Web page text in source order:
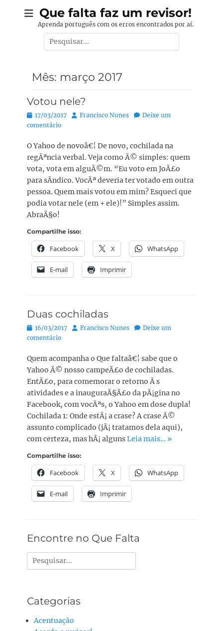
Que falta faz um revisor!
Aprenda português com os erros encontrados por aí.
Pesquisar
por:
Mês: março 2017
Votou nele?
Posted
on
17/03/2017 Autor:
Francisco Nunes
Deixe um
comentário
O Yahoo de novoâ€¦ De novo, cochilada na
regÃªncia verbal. Veja como Ã© simples: quem
vota, vota em alguÃ©m. “Eu voto em JoÃ£o
para sÃ­ndico. VocÃª deveria ter votado em outra
pessoa. Quem mais votou em mim? Esqueci que
podia votar nele (em + ele)!” Simples assim.
AbraÃ§o!
Compartilhe isso:
Facebook X WhatsApp
E-mail Imprimir
Duas cochiladas
Posted
on
16/03/2017 Autor:
Francisco Nunes
Deixe um
comentário
Quem acompanha o Que faltaâ€¦ sabe que o
Yahoo Ã© nosso campeÃ£o de cochiladas.
EntÃ£o, para comemorar o retorno Ã s
atividades e a inauguraÃ§Ã£o da pÃ¡gina no
Facebook, com vocÃªs, o Yahoo em dose dupla!
Cochilada 1: Onde estÃ¡ a crase? A crase Ã©
assunto complicado (jÃ¡ tratamos dela aqui),
com certeza, mas hÃ¡ algunsLeia mais… »
Compartilhe isso:
Facebook X WhatsApp
E-mail Imprimir
Encontre no Que Falta
Pesquisar
por:
Categorias
Acentuação